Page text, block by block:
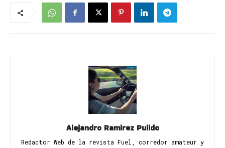
Alejandro Ramirez Pulido
Redactor Web de la revista Fuel, corredor amateur y